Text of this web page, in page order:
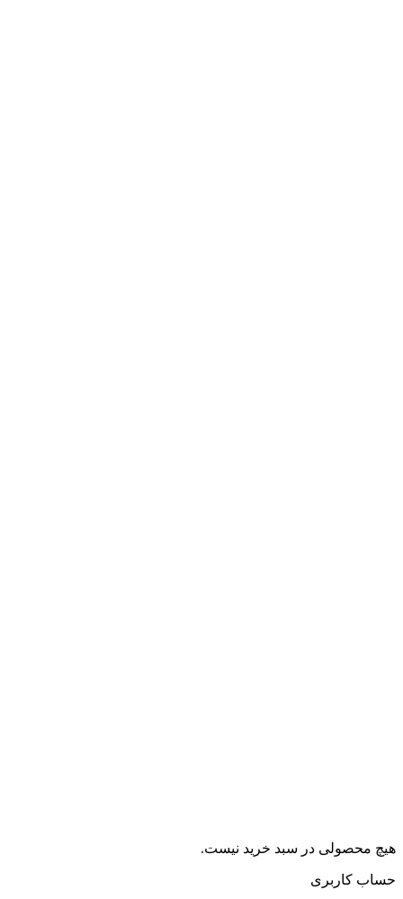
هیچ محصولی در سبد خرید نیست.
حساب کاربری